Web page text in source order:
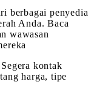
berbagai penyedia
Anda. Baca
wawasan
kontak
harga, tipe